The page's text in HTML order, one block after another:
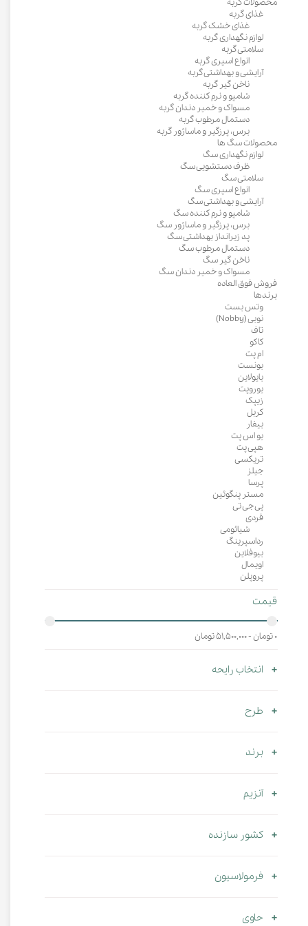
غذای گربه
غذای خشک گربه
لوازم نگهداری گربه
سلامتی گربه
انواع اسپری گربه
آرایشی و بهداشتی گربه
ناخن گیر گربه
شامپو و نرم کننده گربه
مسواک و خمیر دندان گربه
دستمال مرطوب گربه
برس، پرزگیر و ماساژور گربه
محصولات سگ ها
لوازم نگهداری سگ
ظرف دستشویی سگ
سلامتی سگ
انواع اسپری سگ
آرایشی و بهداشتی سگ
شامپو و نرم کننده سگ
برس، پرزگیر و ماساژور سگ
پد زیرانداز بهداشتی سگ
دستمال مرطوب سگ
ناخن گیر سگ
مسواک و خمیر دندان سگ
فروش فوق العاده
برندها
وتس بست
نوبی (Nobby)
تاف
کاکو
ام پت
بونست
بایولاین
یوروپت
زیپک
کربل
بیفار
یو اس پت
هپی پت
تریکسی
جیلز
پرسا
مستر پنگوئین
پی جی تی
فردی
شیائومی
رداسپرینگ
بیوفلاین
اویمال
پروپلن
قیمت
۰ تومان - ۵۱,۵۰۰,۰۰۰ تومان
انتخاب رایحه
طرح
برند
آنزیم
کشور سازنده
فرمولاسیون
حاوی